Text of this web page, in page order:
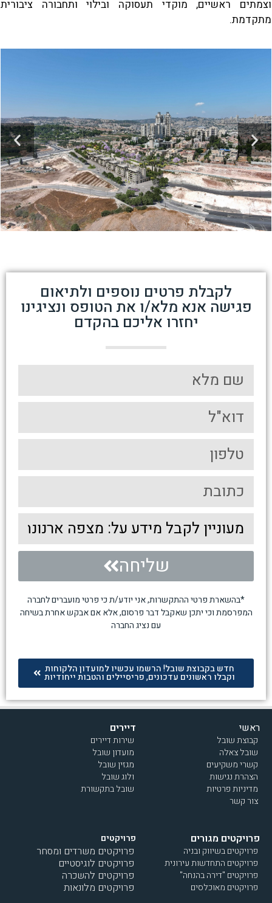
וצמתים ראשיים, מוקדי תעסוקה ובילוי ותחבורה ציבורית
מתקדמת.
לקבלת פרטים נוספים ולתיאום
פגישה אנא מלא/ו את הטופס ונציגינו
יחזרו אליכם בהקדם
שליחה
*בהשארת פרטי ההתקשרות, אני יודע/ת כי פרטי מועברים לחברה
המפרסמת וכי יתכן שאקבל דבר פרסום, אלא אם אבקש אחרת בשיחה
עם נציג החברה
חדש בקבוצת שובל! הרשמו עכשיו למועדון הלקוחות
וקבלו ראשונים עדכונים, פריסיילים והטבות ייחודיות
ראשי
קבוצת שובל
שובל צאלה
קשרי משקיעים
הצהרת נגישות
מדיניות פרטיות
צור קשר
דיירים
שירות דיירים
מועדון שובל
מגזין שובל
ולוג שובל
שובל בתקשורת
פרויקטים מגורים
פרויקטים בשיווק ובניה
פרויקטים התחדשות עירונית
פרויקטים "דירה בהנחה"
פרויקטים מאוכלסים
פרויקטים
פרויקטים משרדים ומסחר
פרויקטים לוגיסטיים
פרויקטים להשכרה
פרויקטים מלונאות